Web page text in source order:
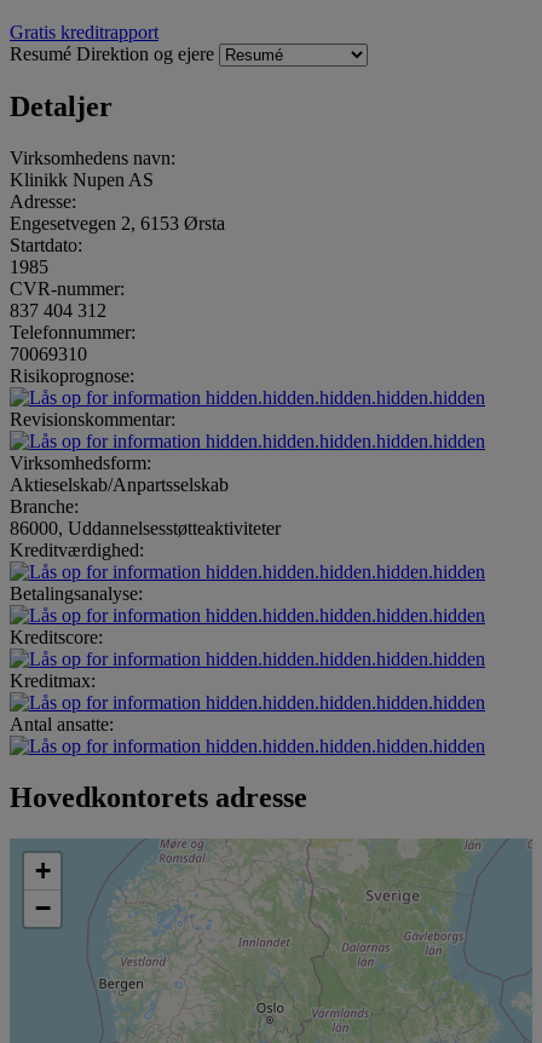
Gratis kreditrapport
Resumé Direktion og ejere
Detaljer
Virksomhedens navn:
Klinikk Nupen AS
Adresse:
Engesetvegen 2, 6153 Ørsta
Startdato:
1985
CVR-nummer:
837 404 312
Telefonnummer:
70069310
Risikoprognose:
hidden.hidden.hidden.hidden.hidden
Revisionskommentar:
hidden.hidden.hidden.hidden.hidden
Virksomhedsform:
Aktieselskab/Anpartsselskab
Branche:
86000, Uddannelsesstøtteaktiviteter
Kreditværdighed:
hidden.hidden.hidden.hidden.hidden
Betalingsanalyse:
hidden.hidden.hidden.hidden.hidden
Kreditscore:
hidden.hidden.hidden.hidden.hidden
Kreditmax:
hidden.hidden.hidden.hidden.hidden
Antal ansatte:
hidden.hidden.hidden.hidden.hidden
Hovedkontorets adresse
+
−